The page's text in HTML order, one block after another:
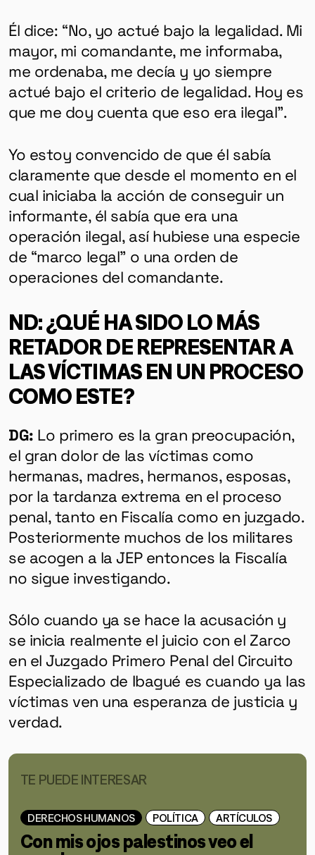
Él dice: “No, yo actué bajo la legalidad. Mi
mayor, mi comandante, me informaba,
me ordenaba, me decía y yo siempre
actué bajo el criterio de legalidad. Hoy es
que me doy cuenta que eso era ilegal”.
Yo estoy convencido de que él sabía
claramente que desde el momento en el
cual iniciaba la acción de conseguir un
informante, él sabía que era una
operación ilegal, así hubiese una especie
de “marco legal” o una orden de
operaciones del comandante.
ND: ¿QUÉ HA SIDO LO MÁS
RETADOR DE REPRESENTAR A
LAS VÍCTIMAS EN UN PROCESO
COMO ESTE?
DG: Lo primero es la gran preocupación,
el gran dolor de las víctimas como
hermanas, madres, hermanos, esposas,
por la tardanza extrema en el proceso
penal, tanto en Fiscalía como en juzgado.
Posteriormente muchos de los militares
se acogen a la JEP entonces la Fiscalía
no sigue investigando.
Sólo cuando ya se hace la acusación y
se inicia realmente el juicio con el Zarco
en el Juzgado Primero Penal del Circuito
Especializado de Ibagué es cuando ya las
víctimas ven una esperanza de justicia y
verdad.
TE PUEDE INTERESAR
DERECHOS HUMANOS POLÍTICA ARTÍCULOS
Con mis ojos palestinos veo el